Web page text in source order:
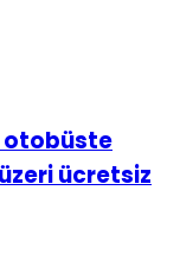
otobüste
ücretsiz